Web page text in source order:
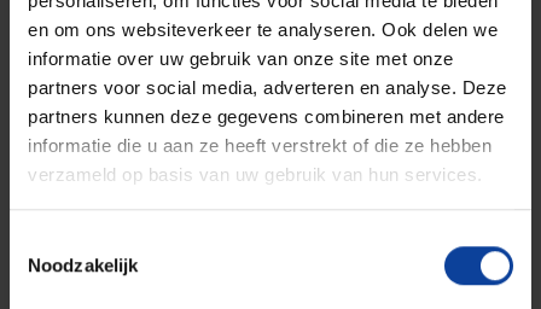
en om ons websiteverkeer te analyseren. Ook delen we
informatie over uw gebruik van onze site met onze
partners voor social media, adverteren en analyse. Deze
partners kunnen deze gegevens combineren met andere
informatie die u aan ze heeft verstrekt of die ze hebben
verzameld op basis van uw gebruik van hun services.
Noodzakelijk